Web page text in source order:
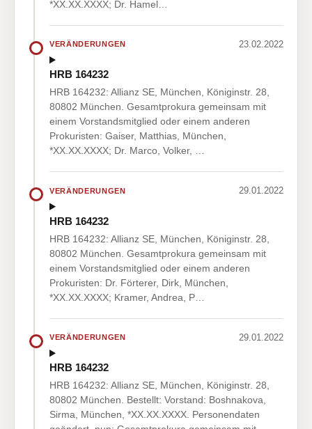
*XX.XX.XXXX; Dr. Hamel…
VERÄNDERUNGEN 23.02.2022
HRB 164232
HRB 164232: Allianz SE, München, Königinstr. 28,
80802 München. Gesamtprokura gemeinsam mit
einem Vorstandsmitglied oder einem anderen
Prokuristen: Gaiser, Matthias, München,
*XX.XX.XXXX; Dr. Marco, Volker, …
VERÄNDERUNGEN 29.01.2022
HRB 164232
HRB 164232: Allianz SE, München, Königinstr. 28,
80802 München. Gesamtprokura gemeinsam mit
einem Vorstandsmitglied oder einem anderen
Prokuristen: Dr. Förterer, Dirk, München,
*XX.XX.XXXX; Kramer, Andrea, P…
VERÄNDERUNGEN 29.01.2022
HRB 164232
HRB 164232: Allianz SE, München, Königinstr. 28,
80802 München. Bestellt: Vorstand: Boshnakova,
Sirma, München, *XX.XX.XXXX. Personendaten